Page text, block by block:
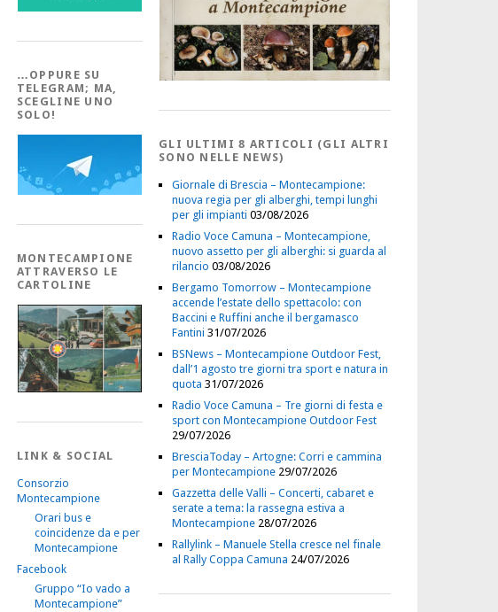
…OPPURE SU
TELEGRAM; MA,
SCEGLINE UNO
SOLO!
MONTECAMPIONE
ATTRAVERSO LE
CARTOLINE
LINK & SOCIAL
Consorzio
Montecampione
Orari bus e
coincidenze da e per
Montecampione
Facebook
Gruppo “Io vado a
Montecampione”
GLI ULTIMI 8 ARTICOLI (GLI ALTRI
SONO NELLE NEWS)
Giornale di Brescia – Montecampione:
nuova regia per gli alberghi, tempi lunghi
per gli impianti 03/08/2026
Radio Voce Camuna – Montecampione,
nuovo assetto per gli alberghi: si guarda al
rilancio 03/08/2026
Bergamo Tomorrow – Montecampione
accende l’estate dello spettacolo: con
Baccini e Ruffini anche il bergamasco
Fantini 31/07/2026
BSNews – Montecampione Outdoor Fest,
dall’1 agosto tre giorni tra sport e natura in
quota 31/07/2026
Radio Voce Camuna – Tre giorni di festa e
sport con Montecampione Outdoor Fest
29/07/2026
BresciaToday – Artogne: Corri e cammina
per Montecampione 29/07/2026
Gazzetta delle Valli – Concerti, cabaret e
serate a tema: la rassegna estiva a
Montecampione 28/07/2026
Rallylink – Manuele Stella cresce nel finale
al Rally Coppa Camuna 24/07/2026